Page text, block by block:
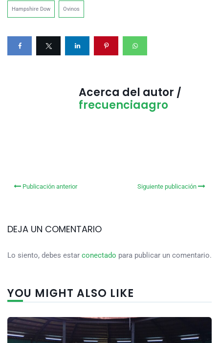
Hampshire Dow Ovinos
Acerca del autor /
frecuenciaagro
Publicación anterior Siguiente publicación
DEJA UN COMENTARIO
Lo siento, debes estar conectado para publicar un comentario.
YOU MIGHT ALSO LIKE